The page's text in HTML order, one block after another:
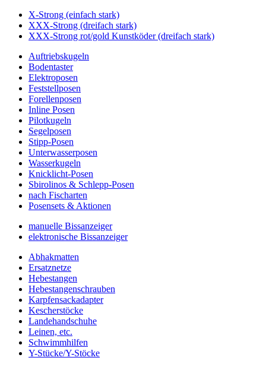
X-Strong (einfach stark)
XXX-Strong (dreifach stark)
XXX-Strong rot/gold Kunstköder (dreifach stark)
Auftriebskugeln
Bodentaster
Elektroposen
Feststellposen
Forellenposen
Inline Posen
Pilotkugeln
Segelposen
Stipp-Posen
Unterwasserposen
Wasserkugeln
Knicklicht-Posen
Sbirolinos & Schlepp-Posen
nach Fischarten
Posensets & Aktionen
manuelle Bissanzeiger
elektronische Bissanzeiger
Abhakmatten
Ersatznetze
Hebestangen
Hebestangenschrauben
Karpfensackadapter
Kescherstöcke
Landehandschuhe
Leinen, etc.
Schwimmhilfen
Y-Stücke/Y-Stöcke